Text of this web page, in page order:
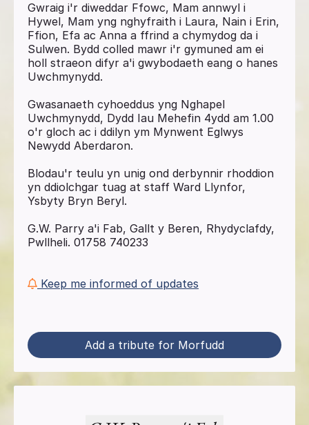
Gwraig i'r diweddar Ffowc, Mam annwyl i
Hywel, Mam yng nghyfraith i Laura, Nain i Erin,
Ffion, Efa ac Anna a ffrind a chymydog da i
Sulwen. Bydd colled mawr i'r gymuned am ei
holl straeon difyr a'i gwybodaeth eang o hanes
Uwchmynydd.
Gwasanaeth cyhoeddus yng Nghapel
Uwchmynydd, Dydd Iau Mehefin 4ydd am 1.00
o'r gloch ac i ddilyn ym Mynwent Eglwys
Newydd Aberdaron.
Blodau'r teulu yn unig ond derbynnir rhoddion
yn ddiolchgar tuag at staff Ward Llynfor,
Ysbyty Bryn Beryl.
G.W. Parry a'i Fab, Gallt y Beren, Rhydyclafdy,
Pwllheli. 01758 740233
Keep me informed of updates
Add a tribute for Morfudd